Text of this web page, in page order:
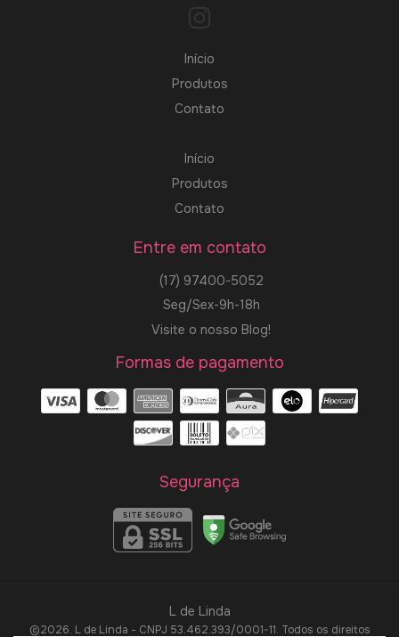
Início
Produtos
Contato
Início
Produtos
Contato
Entre em contato
(17) 97400-5052
Seg/Sex-9h-18h
Visite o nosso Blog!
Formas de pagamento
Segurança
L de Linda
©2026. L de Linda - CNPJ 53.462.393/0001-11. Todos os direitos